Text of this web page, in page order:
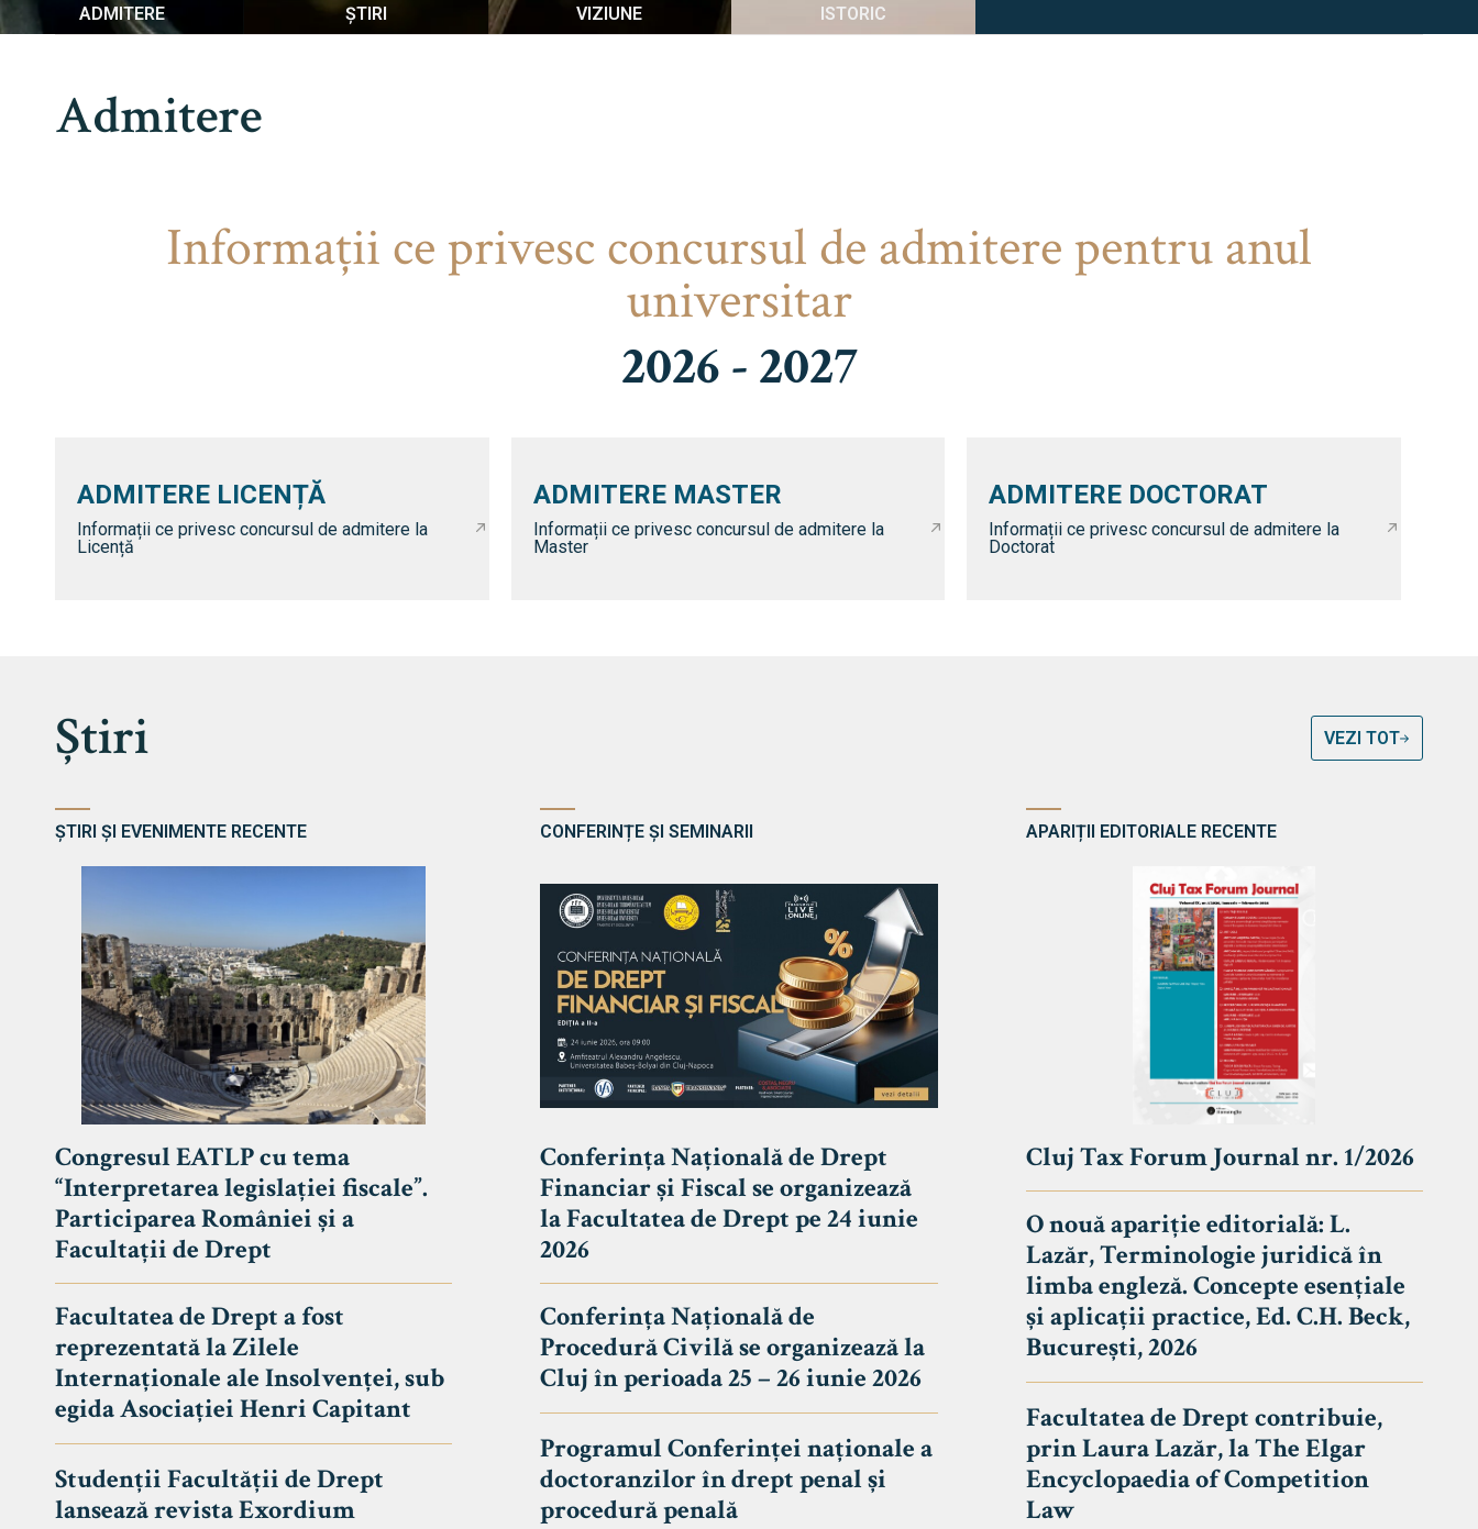
Avizier Studenți
ADMITERE ȘTIRI VIZIUNE ISTORIC
Admitere
Informaţii ce privesc concursul de admitere pentru anul
universitar
2026 - 2027
ADMITERE LICENȚĂ
Informații ce privesc concursul de admitere la
Licență
ADMITERE MASTER
Informații ce privesc concursul de admitere la
Master
ADMITERE DOCTORAT
Informații ce privesc concursul de admitere la
Doctorat
Știri VEZI TOT
ȘTIRI ȘI EVENIMENTE RECENTE
Congresul EATLP cu tema
“Interpretarea legislației fiscale”.
Participarea României și a
Facultații de Drept
Facultatea de Drept a fost
reprezentată la Zilele
Internaționale ale Insolvenței, sub
egida Asociației Henri Capitant
Studenții Facultății de Drept
lansează revista Exordium
CONFERINȚE ȘI SEMINARII
Conferința Națională de Drept
Financiar și Fiscal se organizează
la Facultatea de Drept pe 24 iunie
2026
Conferința Națională de
Procedură Civilă se organizează la
Cluj în perioada 25 – 26 iunie 2026
Programul Conferinței naționale a
doctoranzilor în drept penal și
procedură penală
APARIȚII EDITORIALE RECENTE
Cluj Tax Forum Journal nr. 1/2026
O nouă apariție editorială: L.
Lazăr, Terminologie juridică în
limba engleză. Concepte esențiale
și aplicații practice, Ed. C.H. Beck,
București, 2026
Facultatea de Drept contribuie,
prin Laura Lazăr, la The Elgar
Encyclopaedia of Competition
Law